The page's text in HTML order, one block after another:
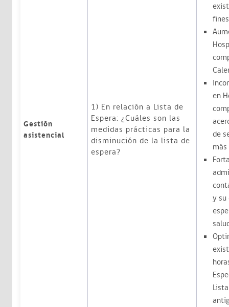
Gestión
asistencial
1) En relación a Lista de
Espera: ¿Cuáles son las
medidas prácticas para la
disminución de la lista de
espera?
en
de
y su